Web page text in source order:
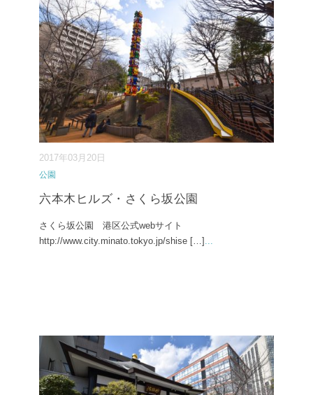
2017年03月20日
公園
六本木ヒルズ・さくら坂公園
さくら坂公園 港区公式webサイト
http://www.city.minato.tokyo.jp/shise […] ...